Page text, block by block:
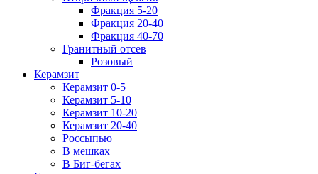
Фракция 5-20
Фракция 20-40
Фракция 40-70
Гранитный отсев
Розовый
Керамзит
Керамзит 0-5
Керамзит 5-10
Керамзит 10-20
Керамзит 20-40
Россыпью
В мешках
В Биг-бегах